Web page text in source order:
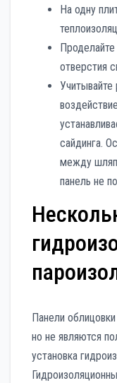
На одну
отверстия
сайдинга.
между
панель не
Панели
но не являются
установка